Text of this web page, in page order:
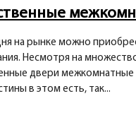
на рынке можно
Несмотря на
двери межкомнатные
в этом есть, так...